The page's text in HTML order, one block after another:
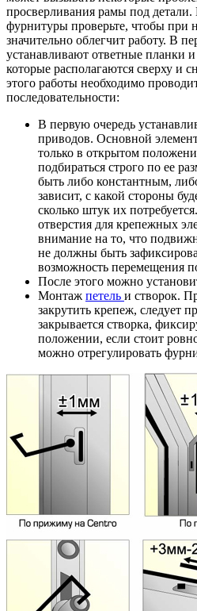
просверливания рамы под
фурнитуры проверьте, чтобы при
значительно облегчит работу. В
устанавливают ответные планки
которые располагаются сверху и
этого работы необходимо
последовательности:
В первую очередь
приводов. Основной
только в открытом
подбираться строго по ее
быть либо константным,
зависит, с какой стороны
сколько штук их
отверстия для крепежных
внимание на то, что
не должны быть
возможность перемещения
После этого можно
Монтаж петель и створок.
закрутить крепеж, следует
закрывается створка,
положении, если стоит
можно отрегулировать